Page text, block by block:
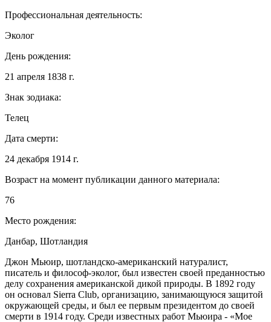
Профессиональная деятельность:
Эколог
День рождения:
21 апреля 1838 г.
Знак зодиака:
Телец
Дата смерти:
24 декабря 1914 г.
Возраст на момент публикации данного материала:
76
Место рождения:
Данбар, Шотландия
Джон Мьюир, шотландско-американский натуралист,
писатель и философ-эколог, был известен своей преданностью
делу сохранения американской дикой природы. В 1892 году
он основал Sierra Club, организацию, занимающуюся защитой
окружающей среды, и был ее первым президентом до своей
смерти в 1914 году. Среди известных работ Мьюира - «Мое